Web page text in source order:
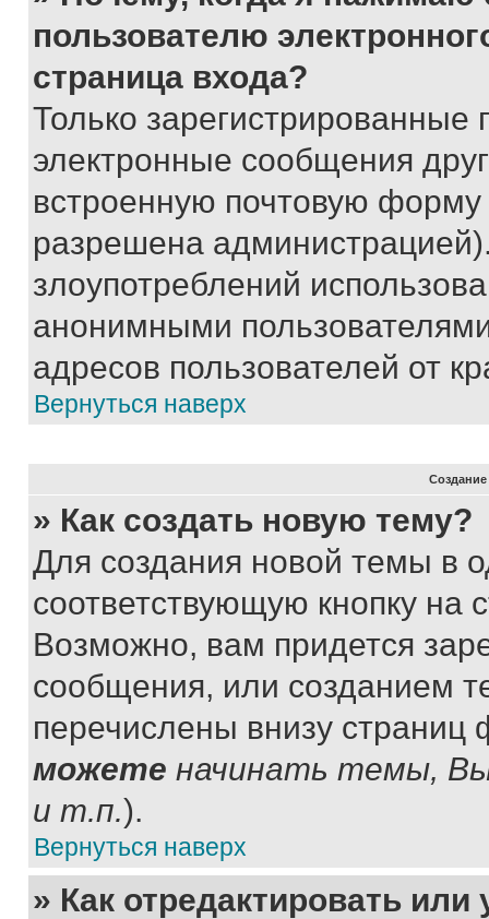
пользователю
страница входа?
Только зарегистрированные
электронные сообщения
встроенную почтовую
разрешена
злоупотреблений
анонимными
адресов пользователей от
Вернуться наверх
» Как создать новую тему?
Для создания новой темы в
соответствующую кнопку
Возможно, вам придется
сообщения, или созданием
перечислены внизу
можете начинать темы,
и т.п.).
Вернуться наверх
» Как отредактировать